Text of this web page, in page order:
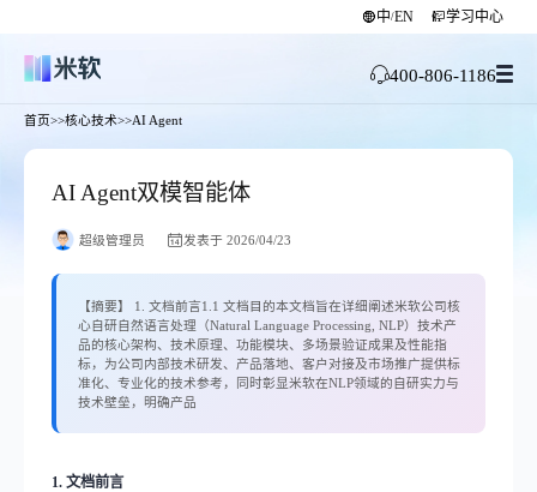
中/EN 学习中心
400-806-1186
首页>>核心技术>>AI Agent
AI Agent双模智能体
超级管理员 发表于 2026/04/23
【摘要】 1. 文档前言1.1 文档目的本文档旨在详细阐述米软公司核
心自研自然语言处理（Natural Language Processing, NLP）技术产
品的核心架构、技术原理、功能模块、多场景验证成果及性能指
标，为公司内部技术研发、产品落地、客户对接及市场推广提供标
准化、专业化的技术参考，同时彰显米软在NLP领域的自研实力与
技术壁垒，明确产品
1.文档前言